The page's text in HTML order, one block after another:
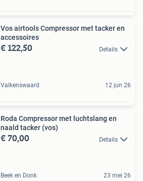
Vos airtools Compressor met tacker en
accessoires
€ 122,50 Details
Valkenswaard 12 jun 26
Roda Compressor met luchtslang en
naald tacker (vos)
€ 70,00 Details
Beek en Donk 23 mei 26